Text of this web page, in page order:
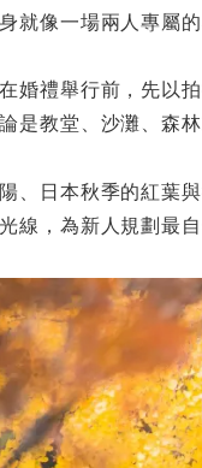
就像一場兩人專屬的
婚禮舉行前，先以
是教堂、沙灘、森
、日本秋季的紅葉
線，為新人規劃最